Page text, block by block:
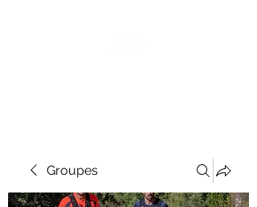
Groupes